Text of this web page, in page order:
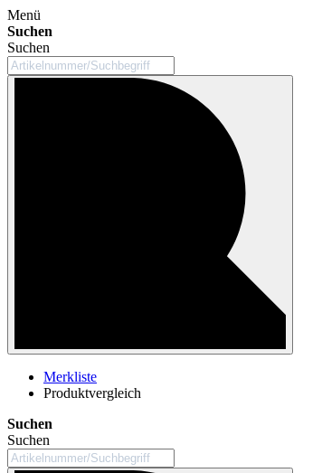
Menü
Suchen
Suchen
Merkliste
Produktvergleich
Suchen
Suchen